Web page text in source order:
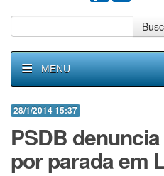
MENU
28/1/2014 15:37
PSDB
por parada em